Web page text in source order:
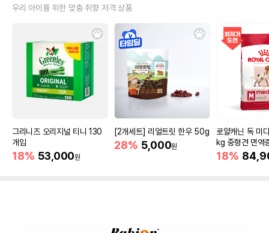
우리 아이를 위한 맞춤 취향 저격 상품
그리니즈 오리지널 티니 130
개입
18% 53,000원
[2개세트] 리얼트릿 한우 50g
28% 5,000원
로얄캐닌 독 미
kg 중형견 면역
18%